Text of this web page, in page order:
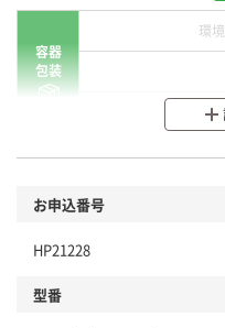
容器
包装
環
分別・
本体
お申込番号
HP21228
型番